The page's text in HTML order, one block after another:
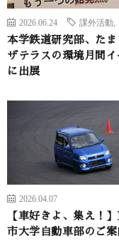
2026.06.24 課外活動
本学鉄道研究部、たま
ザテラスの環境月間イ
に出展
2026.04.07
【車好きよ、集え！
市大学自動車部のご案